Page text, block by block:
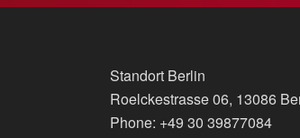
Standort Berlin
Roelckestrasse 06, 13086
Phone: +49 30 39877084